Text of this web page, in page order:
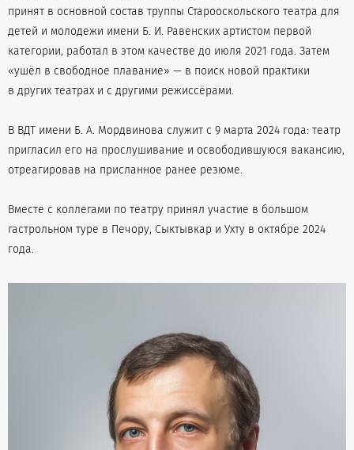
принят в основной состав труппы Старооскольского театра для
детей и молодежи имени Б. И. Равенских артистом первой
категории, работал в этом качестве до июля 2021 года. Затем
«ушёл в свободное плавание» — в поиск новой практики
в других театрах и с другими режиссёрами.
В ВДТ имени Б. А. Мордвинова служит с 9 марта 2024 года: театр
пригласил его на прослушивание и освободившуюся вакансию,
отреагировав на присланное ранее резюме.
Вместе с коллегами по театру принял участие в большом
гастрольном туре в Печору, Сыктывкар и Ухту в октябре 2024
года.